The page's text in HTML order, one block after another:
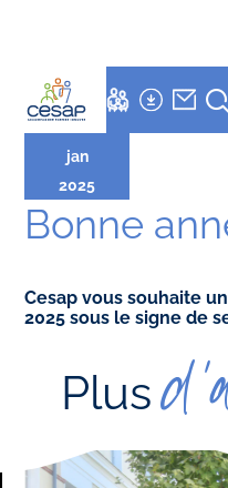
ESPACES
FAMILLES
Accueil
06
jan
2025
Bonne
Cesap vous souhaite
2025 sous le signe de
Plus